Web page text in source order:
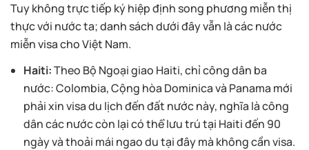
Tuy không trực tiếp ký hiệp định song phương miễn thị
thực với nước ta; danh sách dưới đây vẫn là các nước
miễn visa cho Việt Nam.
Haiti:Theo Bộ Ngoại giao Haiti, chỉ công dân ba
nước: Colombia, Cộng hòa Dominica và Panama mới
phải xin visa du lịch đến đất nước này, nghĩa là công
dân các nước còn lại có thể lưu trú tại Haiti đến 90
ngày và thoải mái ngao du tại đây mà không cần visa.